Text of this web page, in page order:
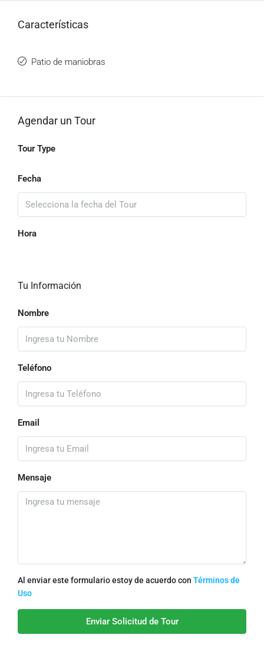
Características
Patio de maniobras
Agendar un Tour
Tour Type
Fecha
Hora
Tu Información
Nombre
Teléfono
Email
Mensaje
Al enviar este formulario estoy de acuerdo con Términos de
Uso
Enviar Solicitud de Tour